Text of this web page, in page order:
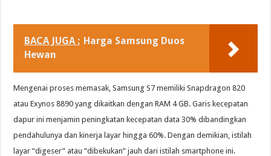
BACA JUGA : Harga Samsung Duos
Hewan
Mengenai proses memasak, Samsung S7 memiliki Snapdragon 820
atau Exynos 8890 yang dikaitkan dengan RAM 4 GB. Garis kecepatan
dapur ini menjamin peningkatan kecepatan data 30% dibandingkan
pendahulunya dan kinerja layar hingga 60%. Dengan demikian, istilah
layar “digeser” atau “dibekukan” jauh dari istilah smartphone ini.